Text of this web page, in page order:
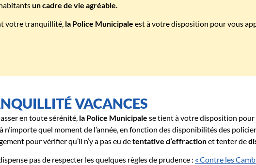
un cadre de vie agréable.
votre tranquillité, la Police Municipale est à votre disposition pour vous
VACANCES
en toute sérénité, la Police Municipale se tient à votre disposition
n’importe quel moment de l’année, en fonction des disponibilités des
pour vérifier qu’il n’y a pas eu detentative d’effractionet tenter de
pas de respecter les quelques règles de prudence : « Contre les